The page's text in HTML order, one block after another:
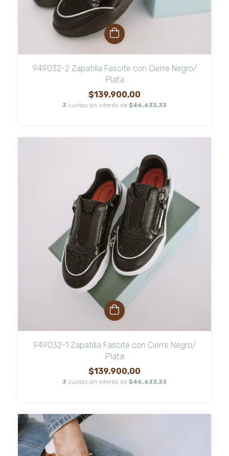
949032-2 Zapatilla Fascite con Cierre Negro/
Plata
$139.900,00
3 cuotas sin interés de $46.633,33
949032-1 Zapatilla Fascite con Cierre Negro/
Plata
$139.900,00
3 cuotas sin interés de $46.633,33